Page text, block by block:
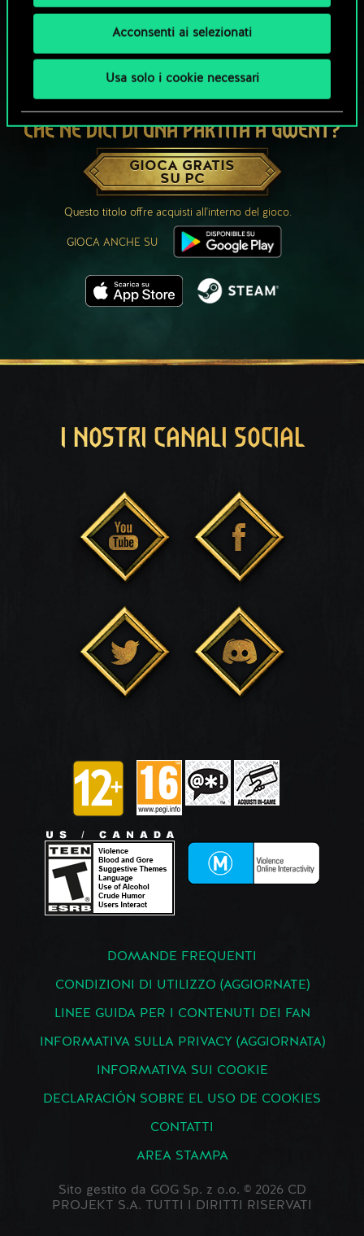
Acconsenti ai selezionati
Usa solo i cookie necessari
CHE NE DICI DI UNA PARTITA A GWENT?
GIOCA GRATIS
SU PC
Questo titolo offre acquisti all'interno del gioco.
GIOCA ANCHE SU
I NOSTRI CANALI SOCIAL
DOMANDE FREQUENTI
CONDIZIONI DI UTILIZZO (AGGIORNATE)
LINEE GUIDA PER I CONTENUTI DEI FAN
INFORMATIVA SULLA PRIVACY (AGGIORNATA)
INFORMATIVA SUI COOKIE
DECLARACIÓN SOBRE EL USO DE COOKIES
CONTATTI
AREA STAMPA
Sito gestito da GOG Sp. z o.o. © 2026 CD
PROJEKT S.A. TUTTI I DIRITTI RISERVATI